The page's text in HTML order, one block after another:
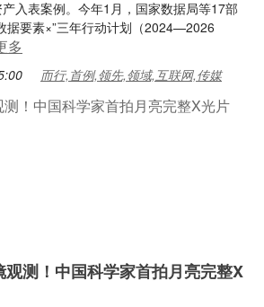
入表案例。今年1月，国家数据局等17部
据要素×”三年行动计划（2024—2026
而行,首例,领先,领域,互联网,传媒
观测！中国科学家首拍月亮完整X